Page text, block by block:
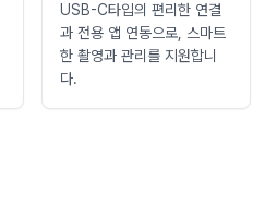
USB-C타입의 편리한 연결
과 전용 앱 연동으로, 스마트
한 촬영과 관리를 지원합니
다.